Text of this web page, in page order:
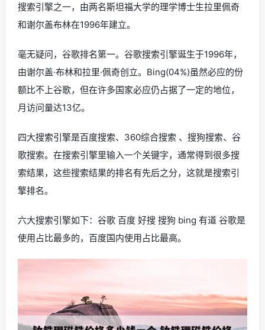
搜索引擎之一，由两名斯坦福大学的理学博士生拉里佩奇
和谢尔盖布林在1996年建立。
毫无疑问，谷歌排名第一。谷歌搜索引擎诞生于1996年，
由谢尔盖·布林和拉里·佩奇创立。Bing(04%)虽然必应的份
额比不上谷歌，但在许多国家必应仍占据了一定的地位，
月访问量达13亿。
四大搜索引擎是百度搜索、360综合搜索 、搜狗搜索、谷
歌搜索。在搜索引擎里输入一个关键字，通常得到很多搜
索结果，这些搜索结果的排名有先后之分，这就是搜索引
擎排名。
六大搜索引擎如下：谷歌 百度 好搜 搜狗 bing 有道 谷歌是
使用占比最多的，百度国内使用占比最高。